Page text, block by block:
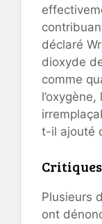
déclaré
dioxyde
comme
t-il ajouté
Critiques
Plusieurs
ont